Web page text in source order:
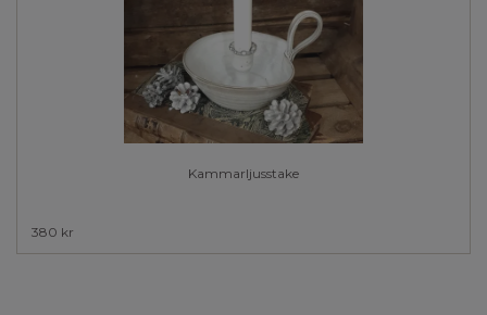
Kammarljusstake
380 kr